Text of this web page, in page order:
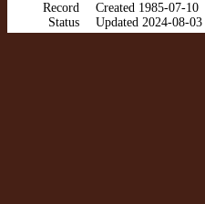
Record
Status
Created 1985-07-10
Updated 2024-08-03